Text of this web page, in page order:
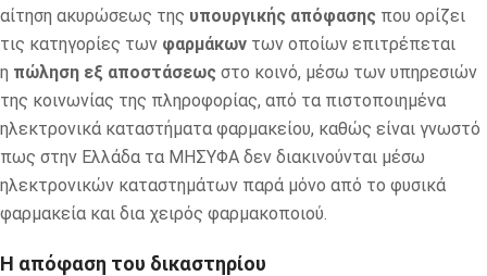
αίτηση ακυρώσεως της υπουργικής απόφασης που ορίζει
τις κατηγορίες των φαρμάκων των οποίων επιτρέπεται
η πώληση εξ αποστάσεως στο κοινό, μέσω των υπηρεσιών
της κοινωνίας της πληροφορίας, από τα πιστοποιημένα
ηλεκτρονικά καταστήματα φαρμακείου, καθώς είναι γνωστό
πως στην Ελλάδα τα ΜΗΣΥΦΑ δεν διακινούνται μέσω
ηλεκτρονικών καταστημάτων παρά μόνο από το φυσικά
φαρμακεία και δια χειρός φαρμακοποιού.
Η απόφαση του δικαστηρίου